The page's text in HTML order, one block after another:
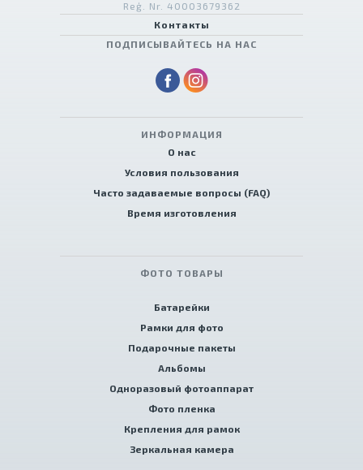
Reģ. Nr. 40003679362
Контакты
ПОДПИСЫВАЙТЕСЬ НА НАС
ИНФОРМАЦИЯ
О нас
Условия пользования
Часто задаваемые вопросы (FAQ)
Время изготовления
ФОТО ТОВАРЫ
Батарейки
Рамки для фото
Подарочные пакеты
Альбомы
Одноразовый фотоаппарат
Фото пленка
Крепления для рамок
Зеркальная камера